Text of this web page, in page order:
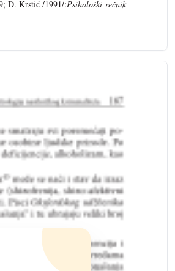
D. Krstić /1991/:Psihološki rečnik
,